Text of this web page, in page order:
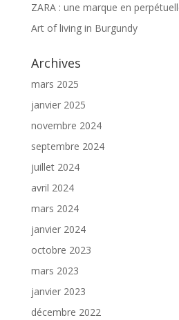
ZARA : une marque en
Art of living in Burgundy
Archives
mars 2025
janvier 2025
novembre 2024
septembre 2024
juillet 2024
avril 2024
mars 2024
janvier 2024
octobre 2023
mars 2023
janvier 2023
décembre 2022